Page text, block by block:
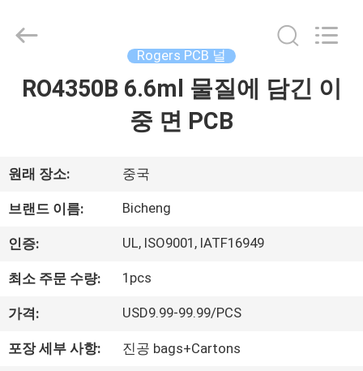
품
비
디
우
Bicheng
Electronics
Rogers PCB 널
RO4350B 6.6ml 물질에 담긴 이
중 면 PCB
원래 장소: 중국
브랜드 이름: Bicheng
인증: UL, ISO9001, IATF16949
최소 주문 수량: 1pcs
가격: USD9.99-99.99/PCS
포장 세부 사항: 진공 bags+Cartons